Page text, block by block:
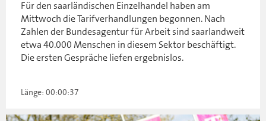
Für den saarländischen Einzelhandel haben am
Mittwoch die Tarifverhandlungen begonnen. Nach
Zahlen der Bundesagentur für Arbeit sind saarlandweit
etwa 40.000 Menschen in diesem Sektor beschäftigt.
Die ersten Gespräche liefen ergebnislos.
Länge: 00:00:37